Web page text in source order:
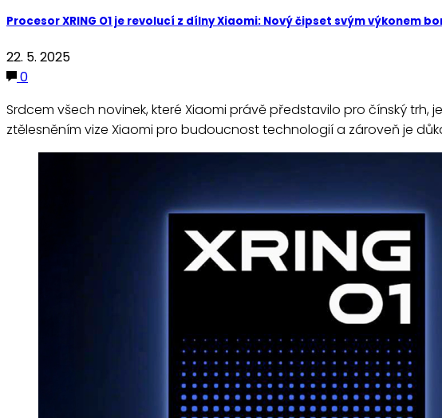
Procesor XRING O1 je revolucí z dílny Xiaomi: Nový čipset svým výkonem
22. 5. 2025
0
Srdcem všech novinek, které Xiaomi právě představilo pro čínský trh,
ztělesněním vize Xiaomi pro budoucnost technologií a zároveň je